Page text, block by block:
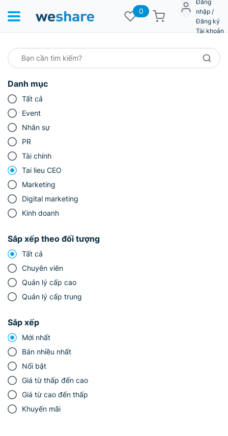
0
Đăng
nhập /
Đăng ký
Tài khoản
Danh mục
Tất cả
Event
Nhân sự
PR
Tài chính
Tai lieu CEO
Marketing
Digital marketing
Kinh doanh
Sắp xếp theo đối tượng
Tất cả
Chuyên viên
Quản lý cấp cao
Quản lý cấp trung
Sắp xếp
Mới nhất
Bán nhiều nhất
Nổi bật
Giá từ thấp đến cao
Giá từ cao đến thấp
Khuyến mãi